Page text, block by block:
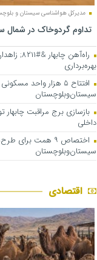
مدیرکل هواشناسی سیستان و
تداوم گردوخاک در شمال
راه‌آهن
بهره‌برداری
افتتاح ۵ هزار واحد
سیستان‌وبلوچستان
بازسازی برج مراقبت
داخلی
اختصاص ۹ همت برای
سیستان‌وبلوچستان
اقتصادی